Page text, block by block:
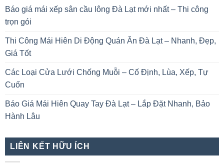
Báo giá mái xếp sân cầu lông Đà Lạt mới nhất – Thi công
trọn gói
Thi Công Mái Hiên Di Động Quán Ăn Đà Lạt – Nhanh, Đẹp,
Giá Tốt
Các Loại Cửa Lưới Chống Muỗi – Cố Định, Lùa, Xếp, Tự
Cuốn
Báo Giá Mái Hiên Quay Tay Đà Lạt – Lắp Đặt Nhanh, Bảo
Hành Lâu
LIÊN KẾT HỮU ÍCH